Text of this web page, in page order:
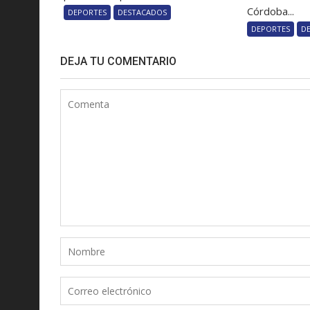
DEPORTES DESTACADOS
Córdoba...
DEPORTES
DEJA TU COMENTARIO